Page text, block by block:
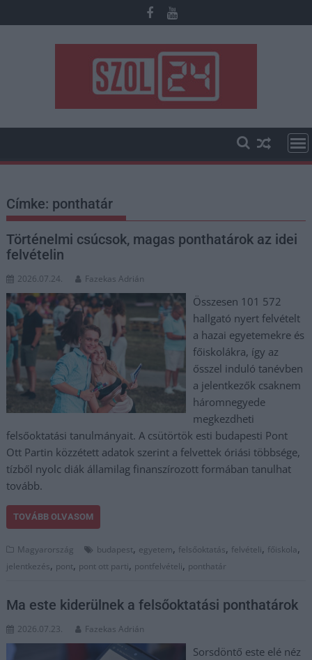
to
Címke: ponthatár
Történelmi csúcsok, magas ponthatárok az idei
felvételin
2026.07.24. Fazekas Adrián
Összesen 101 572
hallgató nyert felvételt
a hazai egyetemekre és
főiskolákra, így az
ősszel induló tanévben
a jelentkezők csaknem
háromnegyede
megkezdheti
felsőoktatási tanulmányait. A csütörtök esti budapesti Pont
Ott Partin közzétett adatok szerint a felvettek óriási többsége,
tízből nyolc diák államilag finanszírozott formában tanulhat
tovább.
TOVÁBB OLVASOM
Magyarország budapest, egyetem, felsőoktatás, felvételi, főiskola,
jelentkezés, pont, pont ott parti, pontfelvételi, ponthatár
Ma este kiderülnek a felsőoktatási ponthatárok
2026.07.23. Fazekas Adrián
Sorsdöntő este elé néz